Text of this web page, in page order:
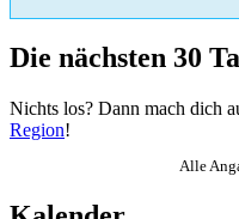
Die nächsten 30
Nichts los? Dann mach dich
Region!
Alle